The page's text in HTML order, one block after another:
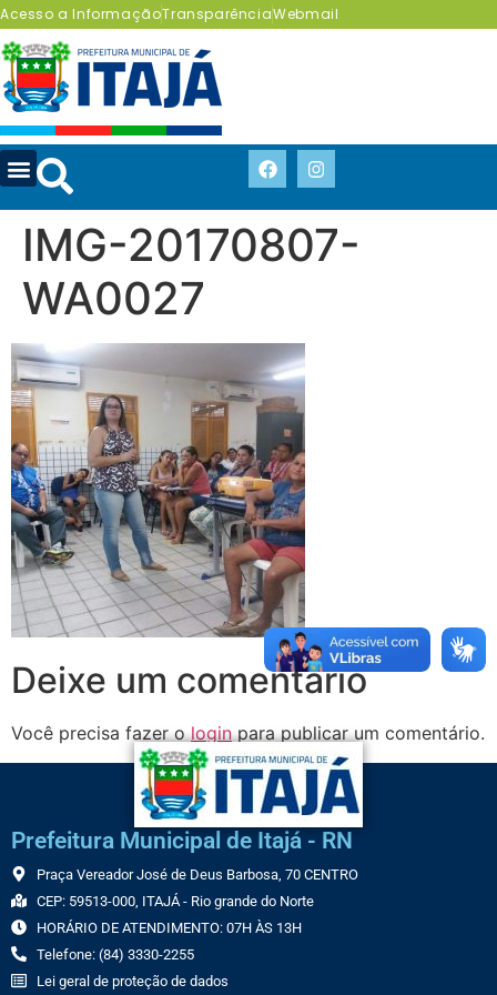
Acesso a InformaçãoTransparênciaWebmail
IMG-20170807-
WA0027
Deixe um comentário
Você precisa fazer ologinpara publicar um comentário.
Prefeitura Municipal de Itajá - RN
Praça Vereador José de Deus Barbosa, 70 CENTRO
CEP: 59513-000, ITAJÁ - Rio grande do Norte
HORÁRIO DE ATENDIMENTO: 07H ÀS 13H
Telefone: (84) 3330-2255
Lei geral de proteção de dados